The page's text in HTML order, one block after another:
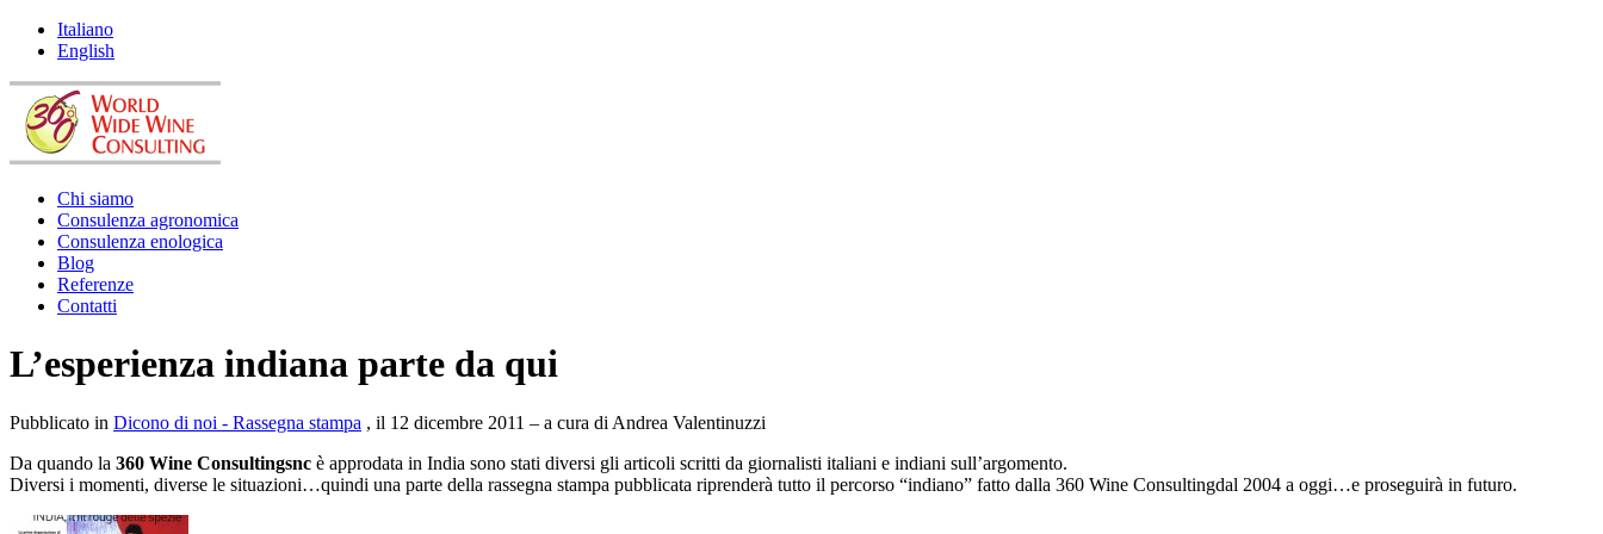
Italiano
English
Chi siamo
Consulenza agronomica
Consulenza enologica
Blog
Referenze
Contatti
L’esperienza indiana parte da qui
Pubblicato in Dicono di noi - Rassegna stampa , il 12 dicembre 2011 – a cura di Andrea Valentinuzzi
Da quando la 360 Wine Consultingsnc è approdata in India sono stati diversi gli articoli scritti da giornalisti italiani e indiani sull’argomento.
Diversi i momenti, diverse le situazioni…quindi una parte della rassegna stampa pubblicata riprenderà tutto il percorso “indiano” fatto dalla 360 Wine Consultingdal 2004 a oggi…e proseguirà in futuro.